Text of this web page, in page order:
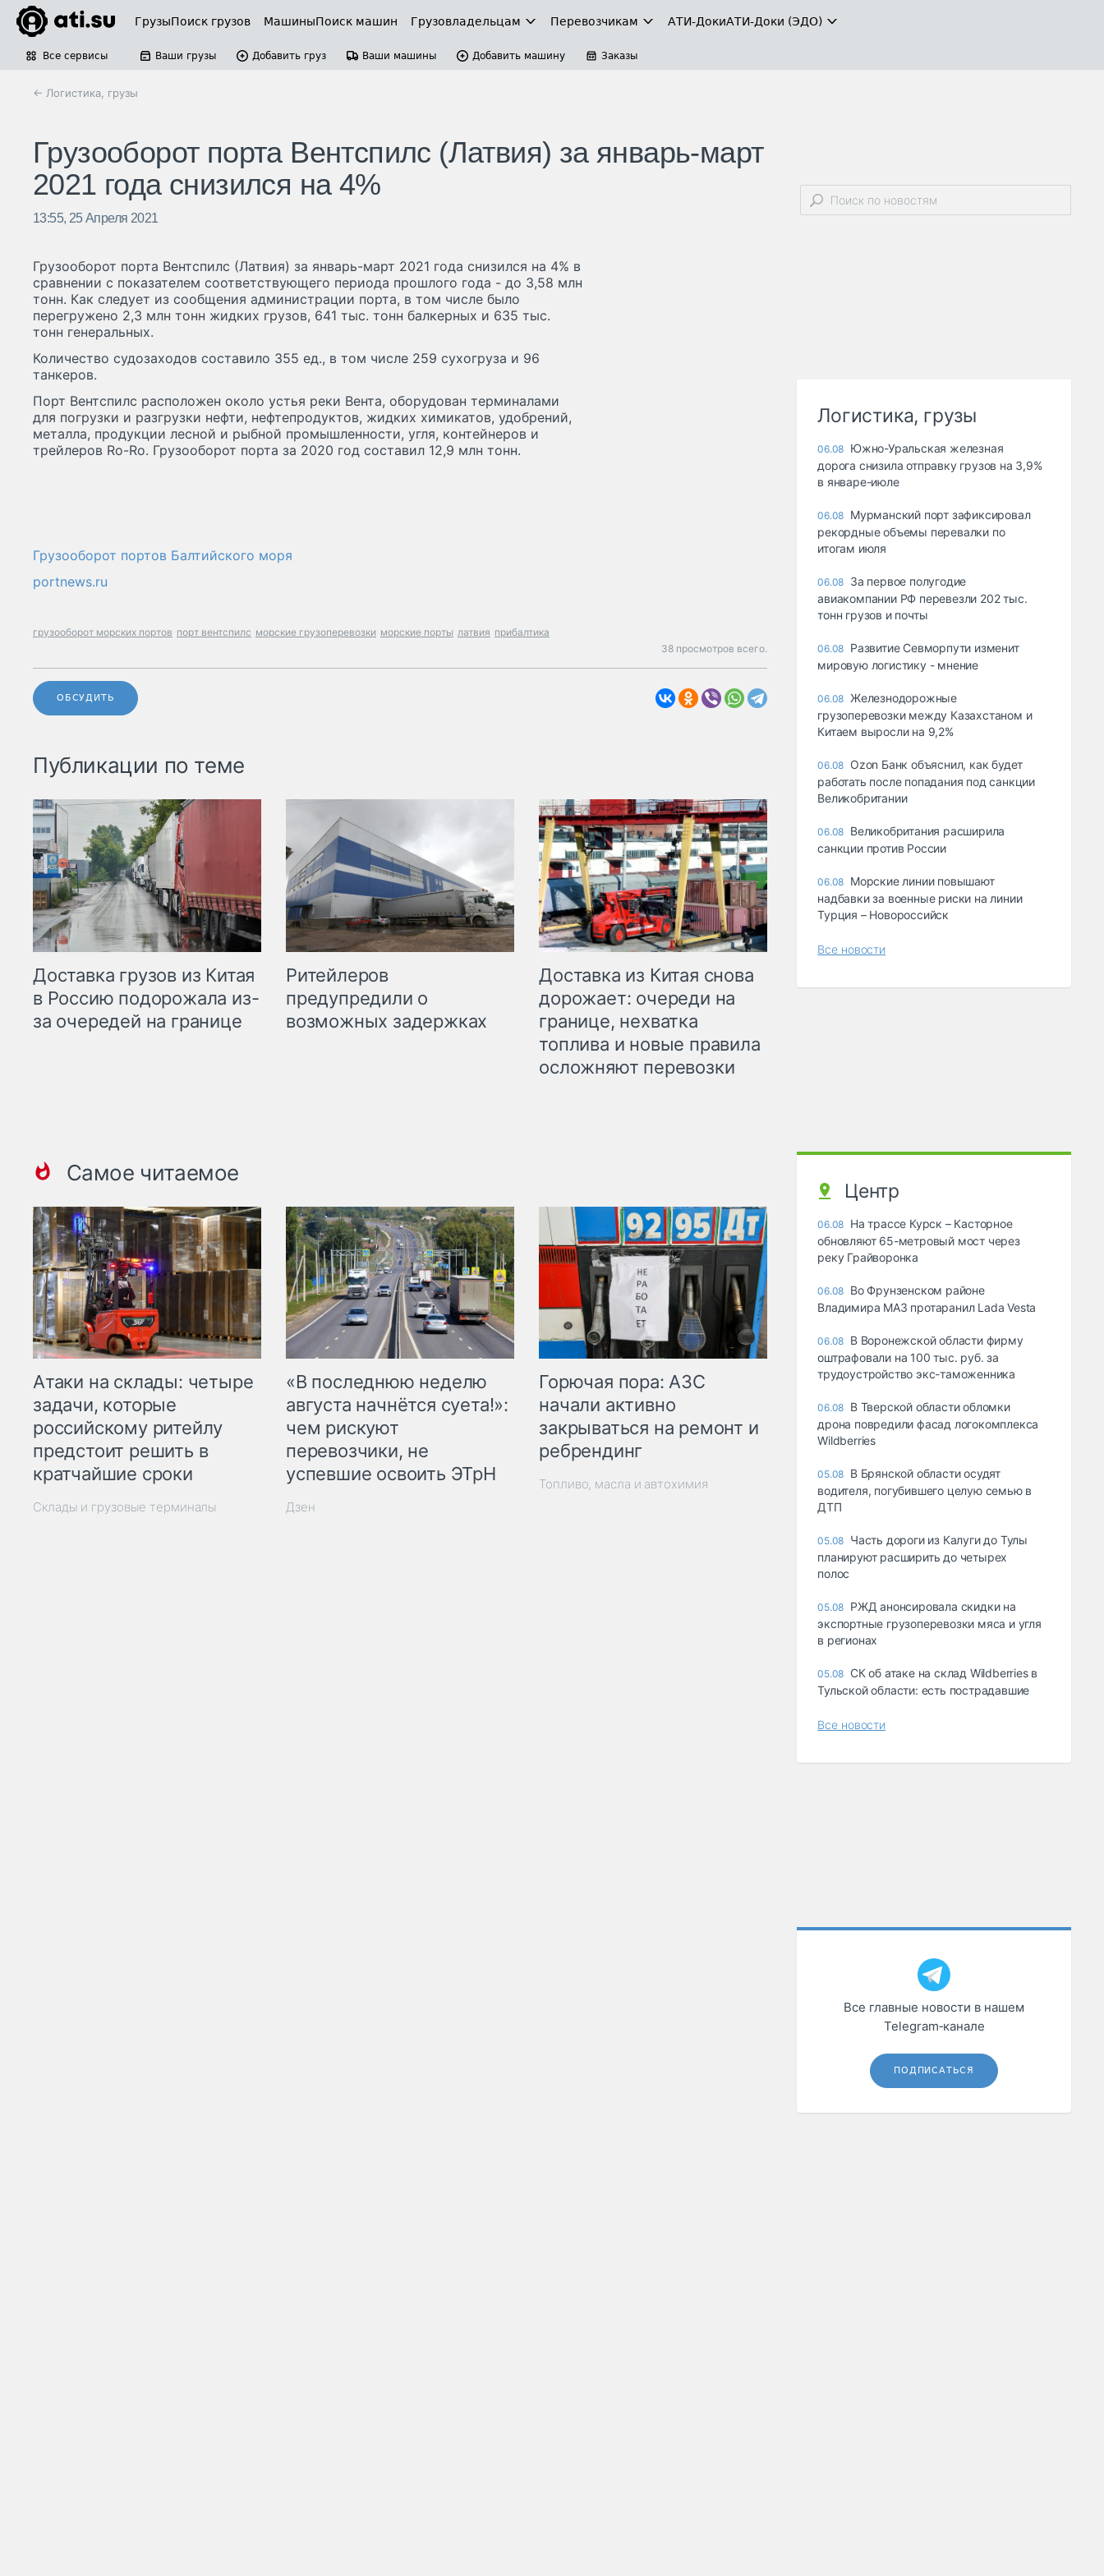
ГрузыПоиск грузов МашиныПоиск машин Грузовладельцам Перевозчикам АТИ-ДокиАТИ-Доки (ЭДО)
Все сервисы Ваши грузы Добавить груз Ваши машины Добавить машину Заказы
← Логистика, грузы
Грузооборот порта Вентспилс (Латвия) за январь-март
2021 года снизился на 4%
13:55, 25 Апреля 2021
Грузооборот порта Вентспилс (Латвия) за январь-март 2021 года снизился на 4% в
сравнении с показателем соответствующего периода прошлого года - до 3,58 млн
тонн. Как следует из сообщения администрации порта, в том числе было
перегружено 2,3 млн тонн жидких грузов, 641 тыс. тонн балкерных и 635 тыс.
тонн генеральных.
Количество судозаходов составило 355 ед., в том числе 259 сухогруза и 96
танкеров.
Порт Вентспилс расположен около устья реки Вента, оборудован терминалами
для погрузки и разгрузки нефти, нефтепродуктов, жидких химикатов, удобрений,
металла, продукции лесной и рыбной промышленности, угля, контейнеров и
трейлеров Ro-Ro. Грузооборот порта за 2020 год составил 12,9 млн тонн.
Грузооборот портов Балтийского моря
portnews.ru
грузооборот морских портов порт вентспилс морские грузоперевозки морские порты латвия прибалтика
38 просмотров всего.
ОБСУДИТЬ
Публикации по теме
Доставка грузов из Китая
в Россию подорожала из-
за очередей на границе
Ритейлеров
предупредили о
возможных задержках
Доставка из Китая снова
дорожает: очереди на
границе, нехватка
топлива и новые правила
осложняют перевозки
Самое читаемое
Атаки на склады: четыре
задачи, которые
российскому ритейлу
предстоит решить в
кратчайшие сроки
Склады и грузовые терминалы
«В последнюю неделю
августа начнётся суета!»:
чем рискуют
перевозчики, не
успевшие освоить ЭТрН
Дзен
Горючая пора: АЗС
начали активно
закрываться на ремонт и
ребрендинг
Топливо, масла и автохимия
Логистика, грузы
06.08 Южно-Уральская железная
дорога снизила отправку грузов на 3,9%
в январе-июле
06.08 Мурманский порт зафиксировал
рекордные объемы перевалки по
итогам июля
06.08 За первое полугодие
авиакомпании РФ перевезли 202 тыс.
тонн грузов и почты
06.08 Развитие Севморпути изменит
мировую логистику - мнение
06.08 Железнодорожные
грузоперевозки между Казахстаном и
Китаем выросли на 9,2%
06.08 Ozon Банк объяснил, как будет
работать после попадания под санкции
Великобритании
06.08 Великобритания расширила
санкции против России
06.08 Морские линии повышают
надбавки за военные риски на линии
Турция – Новороссийск
Все новости
Центр
06.08 На трассе Курск – Касторное
обновляют 65-метровый мост через
реку Грайворонка
06.08 Во Фрунзенском районе
Владимира МАЗ протаранил Lada Vesta
06.08 В Воронежской области фирму
оштрафовали на 100 тыс. руб. за
трудоустройство экс-таможенника
06.08 В Тверской области обломки
дрона повредили фасад логокомплекса
Wildberries
05.08 В Брянской области осудят
водителя, погубившего целую семью в
ДТП
05.08 Часть дороги из Калуги до Тулы
планируют расширить до четырех
полос
05.08 РЖД анонсировала скидки на
экспортные грузоперевозки мяса и угля
в регионах
05.08 СК об атаке на склад Wildberries в
Тульской области: есть пострадавшие
Все новости
Все главные новости в нашем
Telegram‑канале
ПОДПИСАТЬСЯ